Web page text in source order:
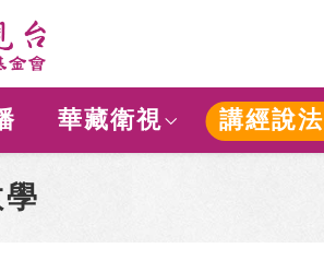
華藏衛視 講經說法